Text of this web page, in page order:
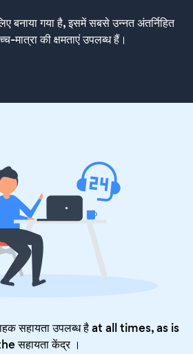
बनाया गया है, इसमें सबसे उन्नत अंतर्निहित
मात्रा की क्षमताएं उपलब्ध हैं।
सहायता उपलब्ध है at all times, as is
सहायता केंद्र।